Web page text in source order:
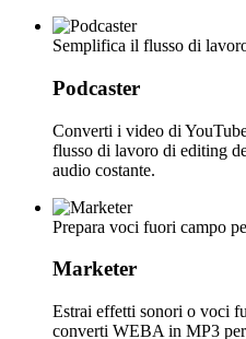
Semplifica il flusso di
Podcaster
Converti i video di
flusso di lavoro di editing
audio costante.
Prepara voci fuori campo
Marketer
Estrai effetti sonori o voci
converti WEBA in MP3